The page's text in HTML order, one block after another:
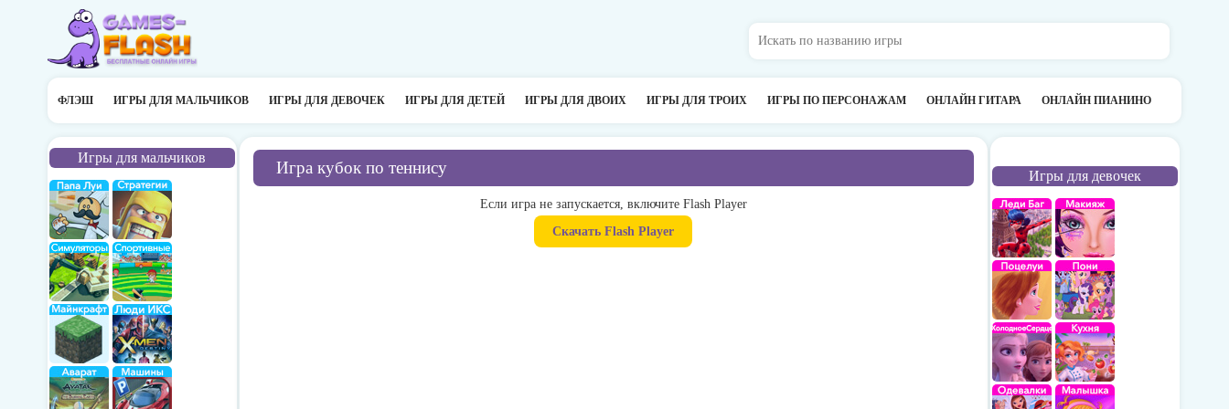
ФЛЭШ ИГРЫ ДЛЯ МАЛЬЧИКОВ ИГРЫ ДЛЯ ДЕВОЧЕК ИГРЫ ДЛЯ ДЕТЕЙ ИГРЫ ДЛЯ ДВОИХ ИГРЫ ДЛЯ ТРОИХ ИГРЫ ПО ПЕРСОНАЖАМ ОНЛАЙН ГИТАРА ОНЛАЙН ПИАНИНО
Игры для мальчиков
Игра кубок по теннису
Если игра не запускается, включите Flash Player
Скачать Flash Player
Игры для девочек